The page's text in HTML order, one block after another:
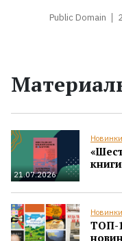
Public Domain
21.07.2026
ТОП-